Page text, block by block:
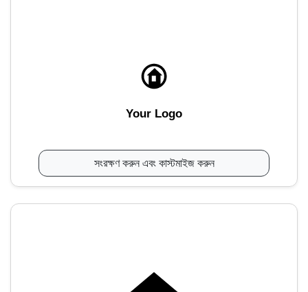
Your Logo
সংরক্ষণ করুন এবং কাস্টমাইজ করুন